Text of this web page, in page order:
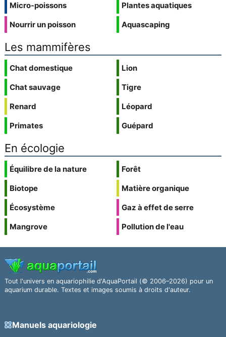
Micro-poissons
Nourrir un poisson
Plantes aquatiques
Aquascaping
Les mammifères
Chat domestique
Chat sauvage
Renard
Primates
Lion
Tigre
Léopard
Guépard
En écologie
Équilibre de la nature
Biotope
Écosystème
Mangrove
Forêt
Matière organique
Gaz à effet de serre
Pollution de l'eau
Tout l'univers en aquariophilie d'AquaPortail (© 2006–2026) pour un
aquarium durable. Textes et images soumis à droits d'auteur.
Manuels aquariologie